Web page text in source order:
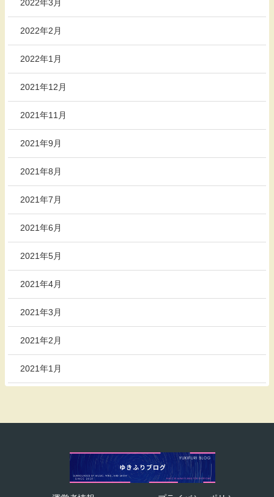
2022年3月
2022年2月
2022年1月
2021年12月
2021年11月
2021年9月
2021年8月
2021年7月
2021年6月
2021年5月
2021年4月
2021年3月
2021年2月
2021年1月